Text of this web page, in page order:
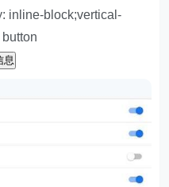
inline-block;vertical-
息